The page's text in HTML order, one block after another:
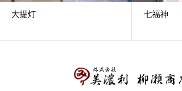
大提灯 七福神